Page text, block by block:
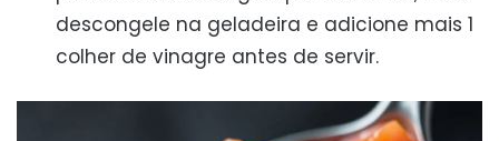
descongele na geladeira e adicione mais 1
colher de vinagre antes de servir.